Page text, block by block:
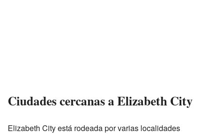
Ciudades cercanas a Elizabeth City
Elizabeth City está rodeada por varias localidades